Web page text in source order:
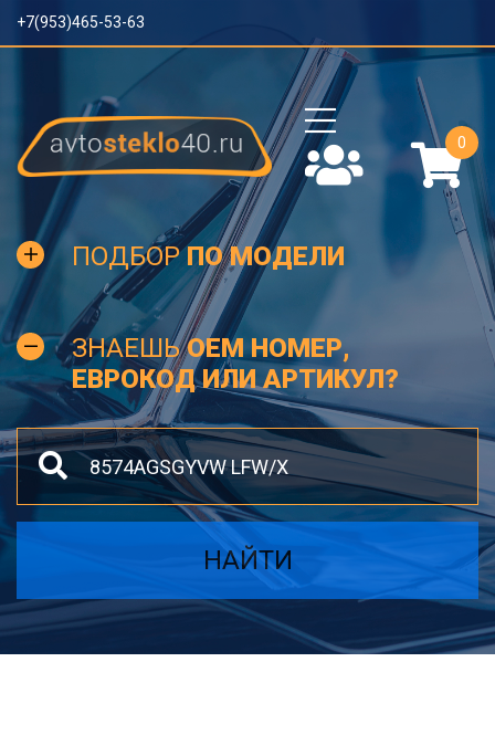
+7(953)465-53-63
0
ПОДБОРПО МОДЕЛИ
ЗНАЕШЬOEM НОМЕР,
ЕВРОКОД ИЛИ АРТИКУЛ?
НАЙТИ